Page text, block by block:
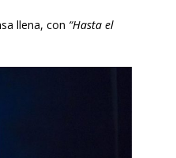
llena, con “Hasta el